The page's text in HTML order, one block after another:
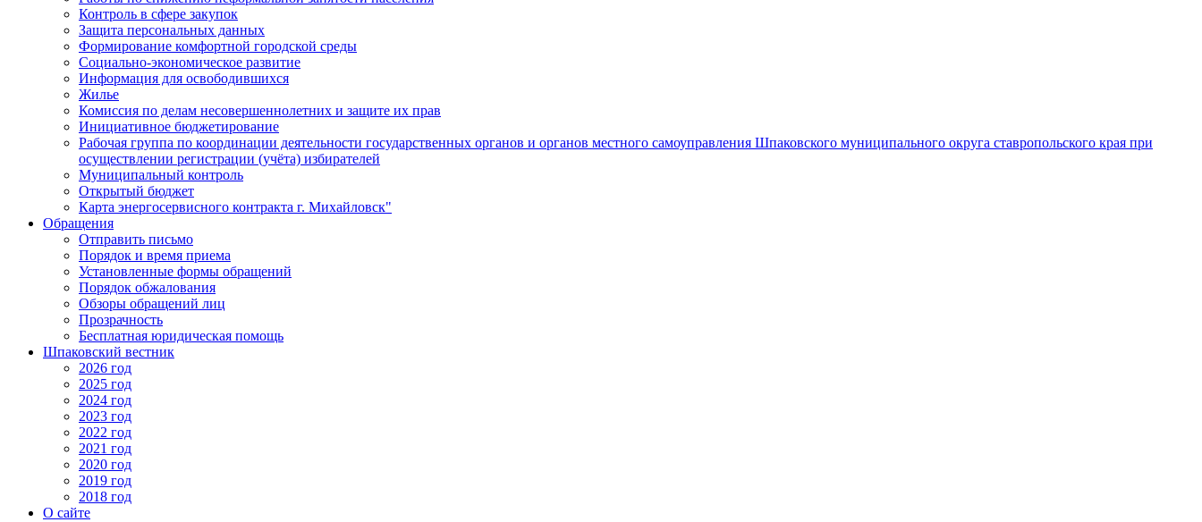
Контроль в сфере закупок
Защита персональных данных
Формирование комфортной городской среды
Социально-экономическое развитие
Информация для освободившихся
Жилье
Комиссия по делам несовершеннолетних и защите их прав
Инициативное бюджетирование
Рабочая группа по координации деятельности государственных органов и органов местного самоуправления Шпаковского муниципального округа ставропольского края при
осуществлении регистрации (учёта) избирателей
Муниципальный контроль
Открытый бюджет
Карта энергосервисного контракта г. Михайловск"
Обращения
Отправить письмо
Порядок и время приема
Установленные формы обращений
Порядок обжалования
Обзоры обращений лиц
Прозрачность
Бесплатная юридическая помощь
Шпаковский вестник
2026 год
2025 год
2024 год
2023 год
2022 год
2021 год
2020 год
2019 год
2018 год
О сайте